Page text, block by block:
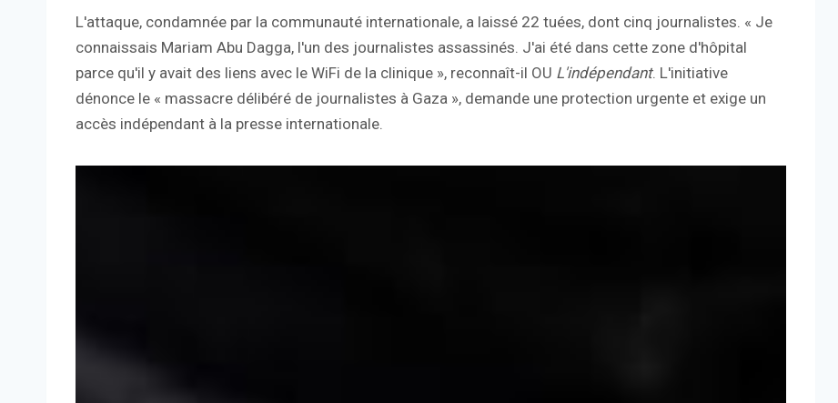
L'attaque, condamnée par la communauté internationale, a laissé 22 tuées, dont cinq journalistes. « Je
connaissais Mariam Abu Dagga, l'un des journalistes assassinés. J'ai été dans cette zone d'hôpital
parce qu'il y avait des liens avec le WiFi de la clinique », reconnaît-il OU L'indépendant. L'initiative
dénonce le « massacre délibéré de journalistes à Gaza », demande une protection urgente et exige un
accès indépendant à la presse internationale.